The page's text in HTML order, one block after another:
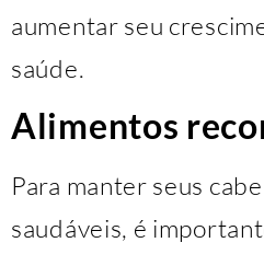
aumentar seu
saúde.
Alimentos
Para manter seus
saudáveis, é